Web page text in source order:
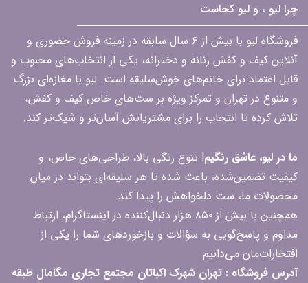
چرا لیو ، و لیو کجاست
فروشگاه لیو با بیش از ۶ سال سابقه در زمینه فروش حضوری و
آنلاین کیف و کفش زنانه و دخترانه، یکی از انتخاب‌های محبوب و
قابل اعتماد برای خانم‌های خوش‌سلیقه است. لیو با مغازه‌ای بزرگ
و متنوع در تهران و تمرکز ویژه بر ست‌های خاص کیف و کفش،
تلاش کرده تا انتخاب را برای مشتریانش آسان‌تر و شیک‌تر کند.
ما در لیو، عاشق رنگیم! تنوع رنگی بالا، طراحی‌های خاص، و
کیفیت تضمین‌شده، باعث شده تا هر سلیقه‌ای بتواند در میان
محصولات ما، ست دلخواهش را پیدا کند.
همچنین با بیش از ۸۵۰ هزار دنبال‌کننده در اینستاگرام، ارتباط
مداوم و پاسخ‌گویی به سؤالات و بازخوردهای شما را یکی از
افتخارات‌مان می‌دانیم
آدرس فروشگاه : تهران شهرک اکباتان مجتمع تجاری مگامال طبقه